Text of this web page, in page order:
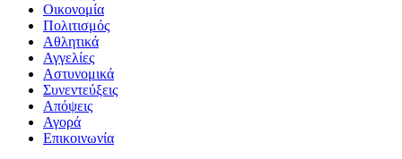
Οικονομία
Πολιτισμός
Αθλητικά
Αγγελίες
Αστυνομικά
Συνεντεύξεις
Απόψεις
Αγορά
Επικοινωνία